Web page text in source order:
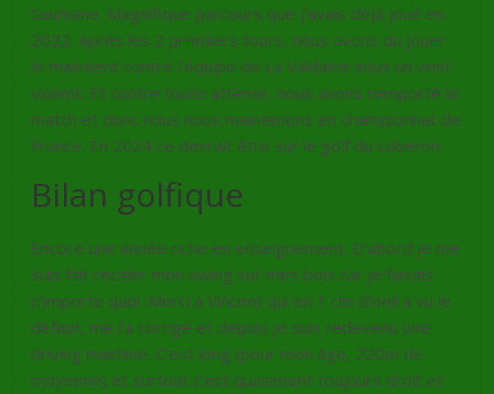
Saumane. Magnifique parcours que j’avais déjà joué en
2022. Après les 2 premiers tours, nous avons du jouer
le maintient contre l’équipe de La Valdaine sous un vent
violent. Et contre toute attente, nous avons remporté le
match et donc nous nous maintenons en championnat de
France. En 2024 ce devrait être sur le golf du Luberon.
Bilan golfique
Encore une année riche en enseignement. D’abord je me
suis fait recaler mon swing sur mes bois car je faisais
n’importe quoi. Merci à Vincent qui en 1 clin d’oeil a vu le
défaut, me l’a corrigé et depuis je suis redevenu une
driving machine. C’est long (pour mon âge, 220m de
moyenne) et surtout c’est quasiment toujours droit et